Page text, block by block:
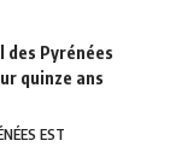
des Pyrénées
quinze ans
EST